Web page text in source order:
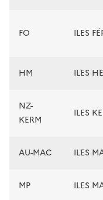
FO ILES
HM ILES
NZ-
KERM
ILES
AU-MAC ILES
MP ILES